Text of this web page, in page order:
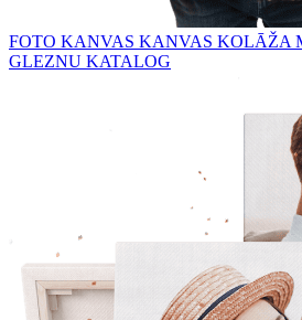
FOTO KANVAS KANVAS KOLĀŽA
GLEZNU KATALOG